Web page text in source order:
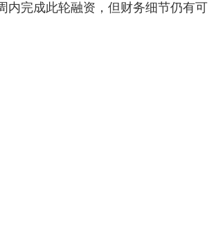
内完成此轮融资，但财务细节仍有可